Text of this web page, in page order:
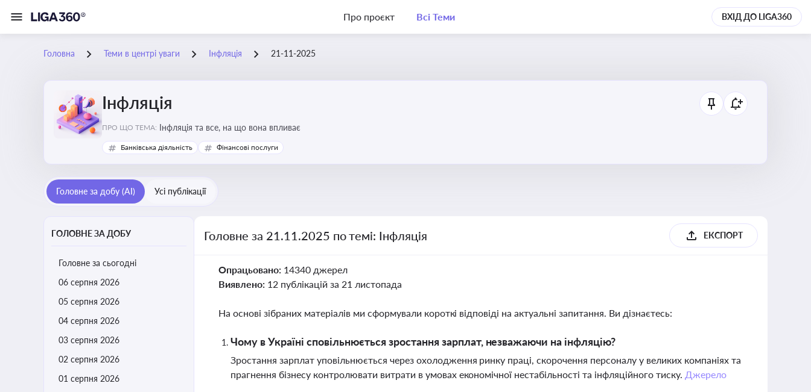
Про проєкт Всі Теми ВХІД ДО LIGA360
Головна Теми в центрі уваги Інфляція 21-11-2025
Інфляція
ПРО ЩО ТЕМА: Інфляція та все, на що вона впливає
Банківська діяльність Фінансові послуги
Головне за добу (AI) Усі публікації
ГОЛОВНЕ ЗА ДОБУ
Головне за сьогодні
06 серпня 2026
05 серпня 2026
04 серпня 2026
03 серпня 2026
02 серпня 2026
01 серпня 2026
Головне за 21.11.2025 по темі: Інфляція ЕКСПОРТ
Опрацьовано: 14340 джерел
Виявлено: 12 публікацій за 21 листопада
На основі зібраних матеріалів ми сформували короткі відповіді на актуальні запитання. Ви дізнаєтесь:
Чому в Україні сповільнюється зростання зарплат, незважаючи на інфляцію?
Зростання зарплат уповільнюється через охолодження ринку праці, скорочення персоналу у великих компаніях та
прагнення бізнесу контролювати витрати в умовах економічної нестабільності та інфляційного тиску. Джерело